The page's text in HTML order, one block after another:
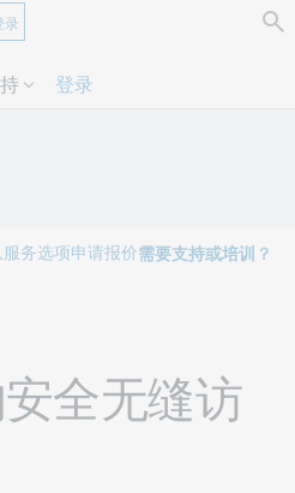
面内容。
录
登录
服务选项申请报价需要支持或培训？
全无缝访